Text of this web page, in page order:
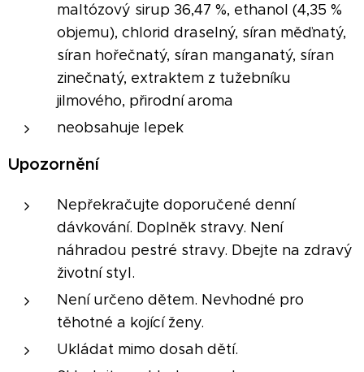
maltózový sirup 36,47 %, ethanol (4,35 %
objemu), chlorid draselný, síran měďnatý,
síran hořečnatý, síran manganatý, síran
zinečnatý, extraktem z tužebníku
jilmového, přirodní aroma
neobsahuje lepek
Upozornění
Nepřekračujte doporučené denní
dávkování. Doplněk stravy. Není
náhradou pestré stravy. Dbejte na zdravý
životní styl.
Není určeno dětem. Nevhodné pro
těhotné a kojící ženy.
Ukládat mimo dosah dětí.